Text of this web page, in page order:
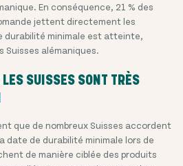
En conséquence, 21 % des
jettent directement les
durabilité minimale est atteinte,
Suisses alémaniques.
SUISSES SONT TRÈS
que de nombreux Suisses accordent
date de durabilité minimale lors de
de manière ciblée des produits